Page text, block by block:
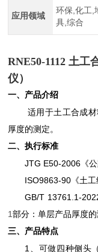
应用领域
环保,化工,
具,综合
RNE50-1112土工
仪）
一、产品介绍
适用于土工合成
厚度的测定。
二、执行标准
JTG E50-2006 《
ISO9863-90 《土
GB/T 13761.1-
1部分：单层产品厚度的
三、产品特点
1 、可做四种侧头（